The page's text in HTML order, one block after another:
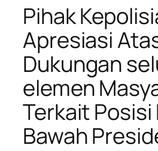
Pihak
Apresiasi
Dukungan
elemen
Terkait Posisi
Bawah